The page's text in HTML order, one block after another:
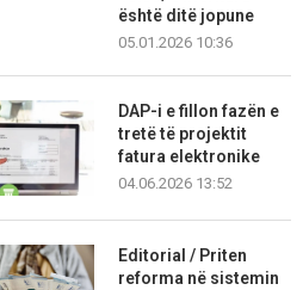
është ditë jopune
05.01.2026 10:36
DAP-i e fillon fazën e
tretë të projektit
fatura elektronike
04.06.2026 13:52
Editorial / Priten
reforma në sistemin